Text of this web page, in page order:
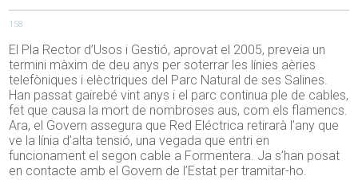
158
El Pla Rector d’Usos i Gestió, aprovat el 2005, preveia un
termini màxim de deu anys per soterrar les línies aèries
telefòniques i elèctriques del Parc Natural de ses Salines.
Han passat gairebé vint anys i el parc continua ple de cables,
fet que causa la mort de nombroses aus, com els flamencs.
Ara, el Govern assegura que Red Eléctrica retirarà l’any que
ve la línia d’alta tensió, una vegada que entri en
funcionament el segon cable a Formentera. Ja s’han posat
en contacte amb el Govern de l’Estat per tramitar-ho.